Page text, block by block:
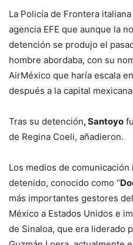
La Policía de Frontera
agencia EFE que aunque la
detención se produjo el
hombre abordaba, con su
AirMéxico que haría escala
después a la capital
Tras su detención, Santoyo
de Regina Coeli, añadieron.
Los medios de
detenido, conocido como “
más importantes gestores
México a Estados Unidos e
de Sinaloa, que era liderado